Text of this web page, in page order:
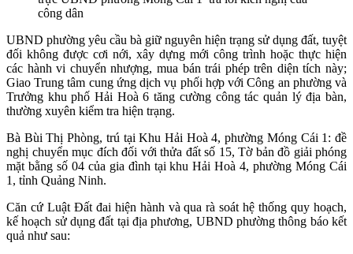
công dân
UBND phường yêu cầu bà giữ nguyên hiện trạng sử dụng đất, tuyệt
đối không được cơi nới, xây dựng mới công trình hoặc thực hiện
các hành vi chuyển nhượng, mua bán trái phép trên diện tích này;
Giao Trung tâm cung ứng dịch vụ phối hợp với Công an phường và
Trưởng khu phố Hải Hoà 6 tăng cường công tác quản lý địa bàn,
thường xuyên kiểm tra hiện trạng.
Bà Bùi Thị Phòng, trú tại Khu Hải Hoà 4, phường Móng Cái 1: đề
nghị chuyển mục đích đối với thửa đất số 15, Tờ bản đồ giải phóng
mặt bằng số 04 của gia đình tại khu Hải Hoà 4, phường Móng Cái
1, tỉnh Quảng Ninh.
Căn cứ Luật Đất đai hiện hành và qua rà soát hệ thống quy hoạch,
kế hoạch sử dụng đất tại địa phương, UBND phường thông báo kết
quả như sau: